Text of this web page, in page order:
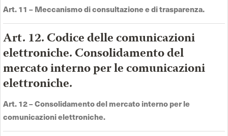
Art. 11 –Meccanismo di consultazione e di trasparenza.
Art. 12. Codice delle comunicazioni
elettroniche. Consolidamento del
mercato interno per le comunicazioni
elettroniche.
Art. 12 –Consolidamento del mercato interno per le
comunicazioni elettroniche.